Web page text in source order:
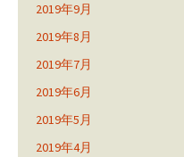
2019年9月
2019年8月
2019年7月
2019年6月
2019年5月
2019年4月